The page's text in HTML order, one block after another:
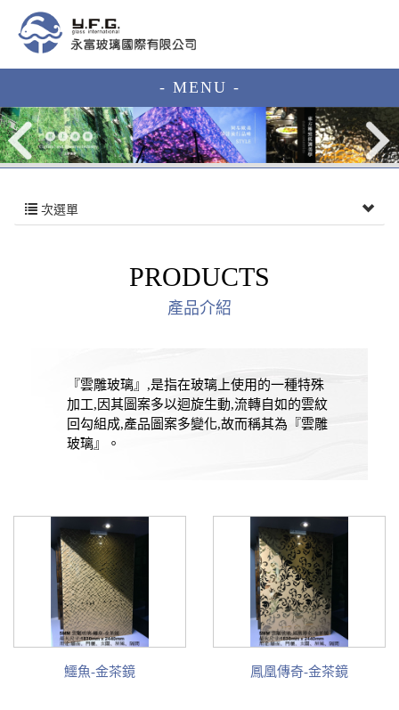
- MENU -
次選單
PRODUCTS
產品介紹
『雲雕玻璃』,是指在玻璃上使用的一種特殊
加工,因其圖案多以迴旋生動,流轉自如的雲紋
回勾組成,產品圖案多變化,故而稱其為『雲雕
玻璃』。
鱷魚-金茶鏡 鳳凰傳奇-金茶鏡